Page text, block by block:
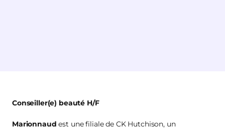
Conseiller(e) beauté H/F
Marionnaud est une filiale de CK Hutchison, un